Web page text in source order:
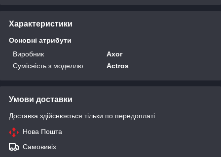
Характеристики
Основні атрибути
Виробник
Axor
Сумісність з моделлю
Actros
Умови доставки
Доставка здійснюється тільки по передоплаті.
Нова Пошта
Самовивіз